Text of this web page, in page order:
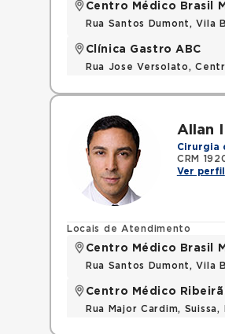
Centro Médico Brasil
Rua Santos Dumont, Vila
Clínica Gastro ABC
Rua Jose Versolato,
Allan
Cirurgia
CRM
Ver perfil
Locais de Atendimento
Centro Médico Brasil
Rua Santos Dumont, Vila
Centro Médico
Rua Major Cardim,